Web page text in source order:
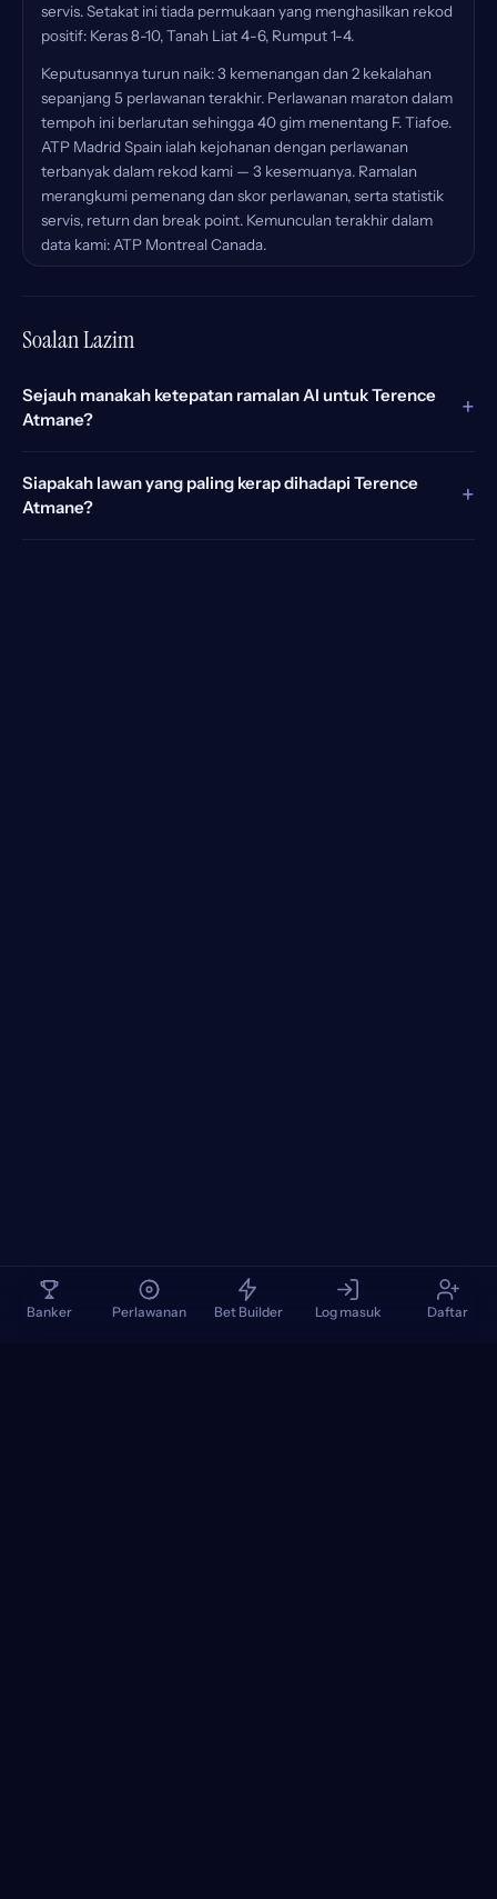
Banker Perlawanan Bet Builder Log masuk Daftar
servis. Setakat ini tiada permukaan yang menghasilkan rekod
positif: Keras 8-10, Tanah Liat 4-6, Rumput 1-4.
Keputusannya turun naik: 3 kemenangan dan 2 kekalahan
sepanjang 5 perlawanan terakhir. Perlawanan maraton dalam
tempoh ini berlarutan sehingga 40 gim menentang F. Tiafoe.
ATP Madrid Spain ialah kejohanan dengan perlawanan
terbanyak dalam rekod kami — 3 kesemuanya. Ramalan
merangkumi pemenang dan skor perlawanan, serta statistik
servis, return dan break point. Kemunculan terakhir dalam
data kami: ATP Montreal Canada.
Soalan Lazim
Sejauh manakah ketepatan ramalan AI untuk Terence
Atmane?
+
Siapakah lawan yang paling kerap dihadapi Terence
Atmane?
+